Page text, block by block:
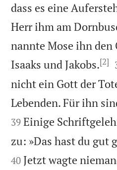
dass es eine
Herr ihm am
nannte Mose ihn den
Isaaks und Jakobs.[2]
nicht ein Gott der
Lebenden. Für ihn
39 Einige
zu: »Das hast du gut
40 Jetzt wagte